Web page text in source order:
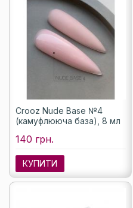
Crooz Nude Base №4
(камуфлююча база), 8 мл
140 грн.
КУПИТИ